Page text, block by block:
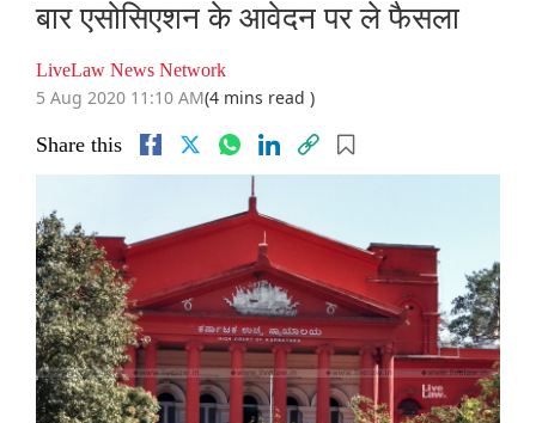
बार एसोसिएशन के आवेदन पर ले फैसला
LiveLaw News Network
5 Aug 2020 11:10 AM(4 mins read )
Share this